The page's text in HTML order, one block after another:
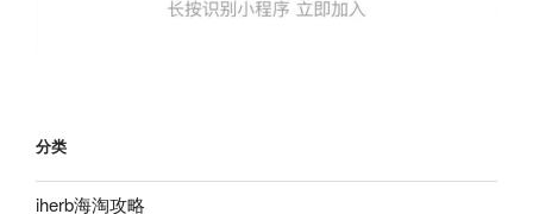
分类
iherb海淘攻略